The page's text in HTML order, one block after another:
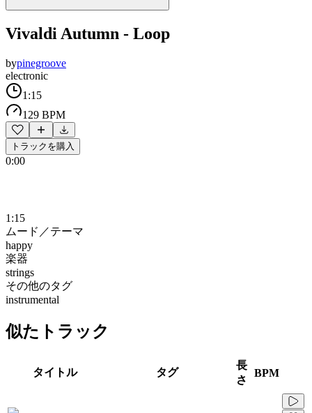
Vivaldi Autumn - Loop
bypinegroove
electronic
1:15
129 BPM
トラックを購入
0:00
1:15
ムード／テーマ
happy
楽器
strings
その他のタグ
instrumental
似たトラック
タイトル タグ
長
さ
BPM